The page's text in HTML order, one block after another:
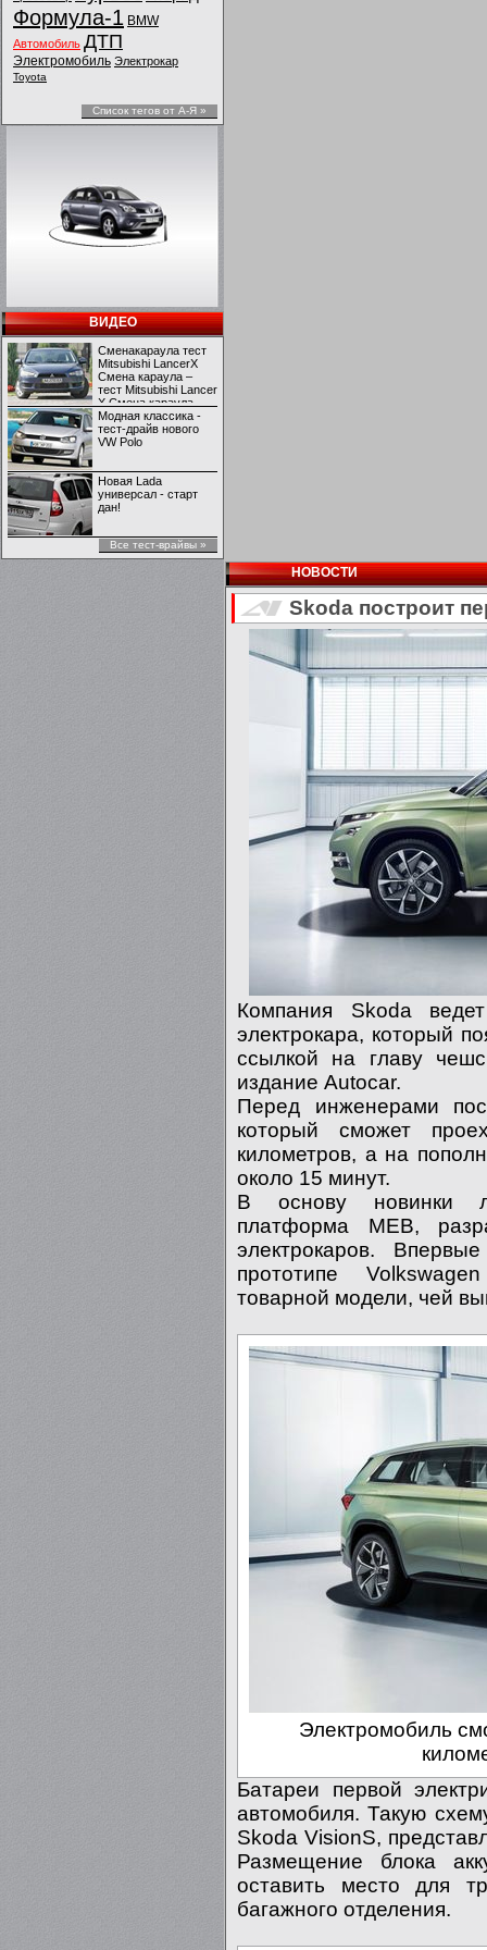
Формула-1 BMW
Автомобиль ДТП
Электромобиль Электрокар
Toyota
Список тегов от А-Я »
ВИДЕО
Сменакараула тест
Mitsubishi LancerX
Смена караула –
тест Mitsubishi Lancer
X Смена караула –
тест Mitsubishi Lancer
X
Модная классика -
тест-драйв нового
VW Polo
Новая Lada
универсал - старт
дан!
Все тест-врайвы »
НОВОСТИ
Skoda построит
Компания Skoda
электрокара, который
ссылкой на главу
издание Autocar.
Перед инженерами
который сможет
километров, а на
около 15 минут.
В основу новинки
платформа MEB,
электрокаров.
прототипе
товарной модели, чей
Электромобиль
Батареи первой
автомобиля. Такую
Skoda VisionS,
Размещение блока
оставить место для
багажного отделения.